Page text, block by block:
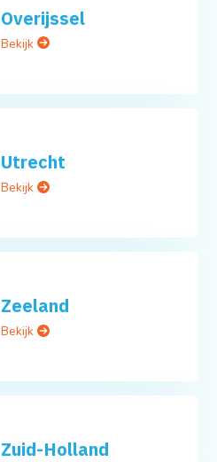
Overijssel
Bekijk
Utrecht
Bekijk
Zeeland
Bekijk
Zuid-Holland